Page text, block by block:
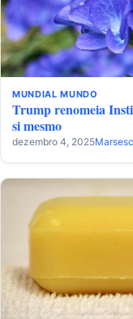
MUNDIAL MUNDO
Trump renomeia
si mesmo
dezembro 4, 2025